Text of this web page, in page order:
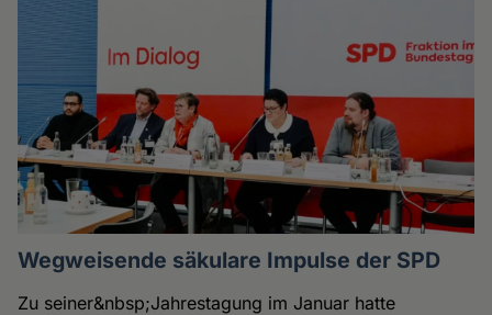
Wegweisende säkulare Impulse der SPD
Zu seiner&nbsp;Jahrestagung im Januar hatte